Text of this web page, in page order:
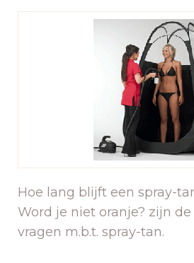
Hoe lang blijft een spray-
Word je niet oranje? zijn
vragen m.b.t. spray-tan.